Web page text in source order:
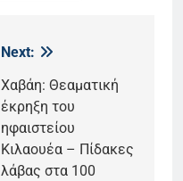
Next:
Χαβάη: Θεαματική
έκρηξη του
ηφαιστείου
Κιλαουέα – Πίδακες
λάβας στα 100